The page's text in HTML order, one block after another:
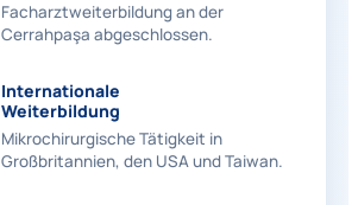
Facharztweiterbildung an der
Cerrahpaşa abgeschlossen.
Internationale
Weiterbildung
Mikrochirurgische Tätigkeit in
Großbritannien, den USA und Taiwan.